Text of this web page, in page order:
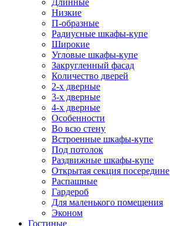
Длинные
Низкие
П-образные
Радиусные шкафы-купе
Широкие
Угловые шкафы-купе
Закругленный фасад
Количество дверей
2-х дверные
3-х дверные
4-х дверные
Особенности
Во всю стену
Встроенные шкафы-купе
Под потолок
Раздвижные шкафы-купе
Открытая секция посередине
Распашные
Гардероб
Для маленького помещения
Эконом
Гостиные